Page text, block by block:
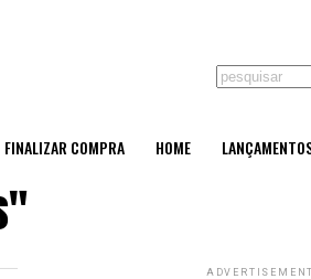
FINALIZAR COMPRA HOME
ADVERTISEMENT